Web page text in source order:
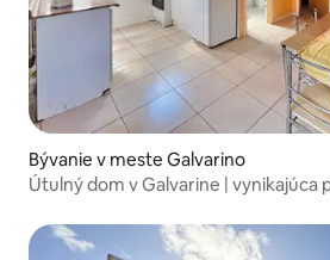
Bývanie v meste Galvarino
Útulný dom v Galvarine | vynikajúca